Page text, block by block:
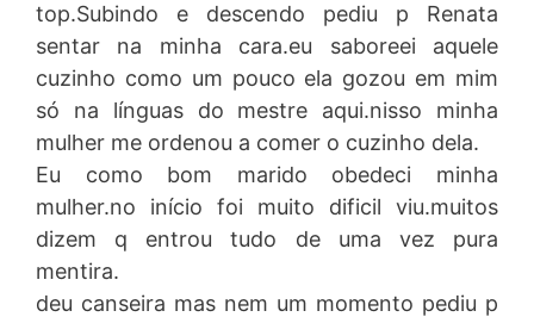
top.Subindo e descendo pediu p Renata
sentar na minha cara.eu saboreei aquele
cuzinho como um pouco ela gozou em mim
só na línguas do mestre aqui.nisso minha
mulher me ordenou a comer o cuzinho dela.
Eu como bom marido obedeci minha
mulher.no início foi muito dificil viu.muitos
dizem q entrou tudo de uma vez pura
mentira.
deu canseira mas nem um momento pediu p